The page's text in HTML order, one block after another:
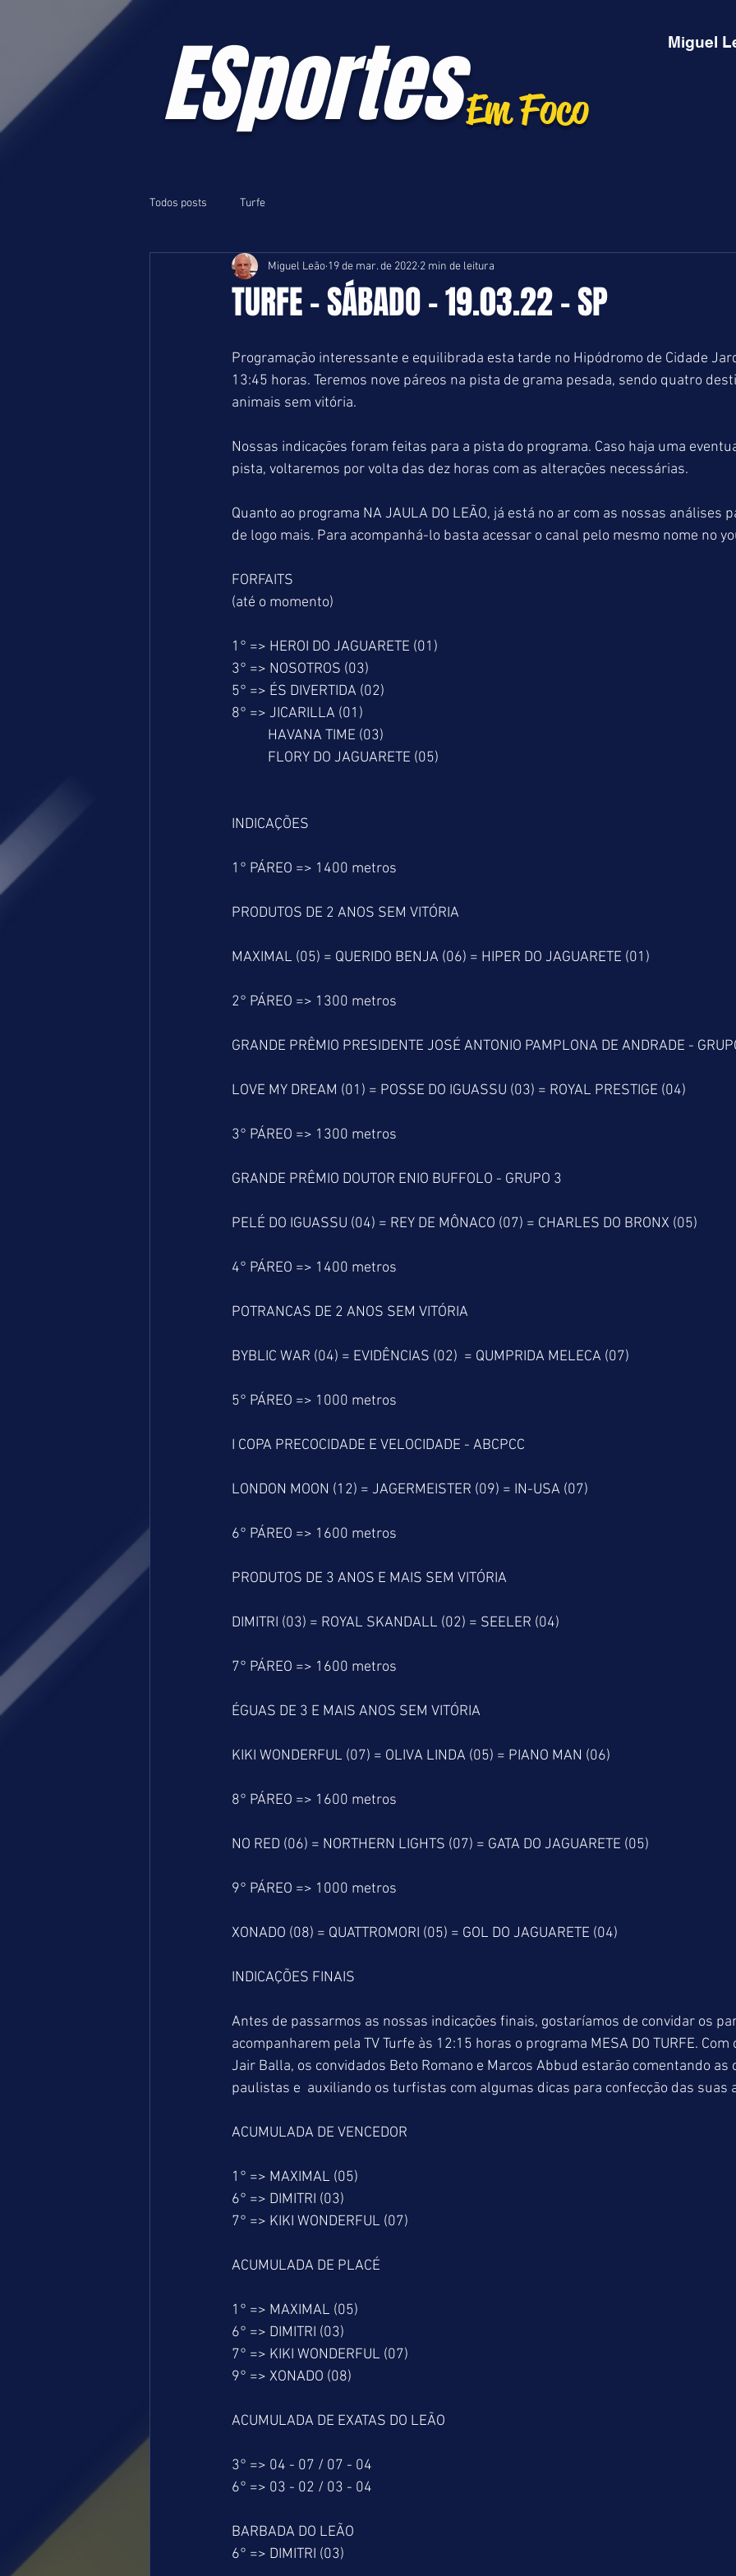
ESportesEm Foco
Miguel
Todos posts Turfe
TURFE - SÁBADO - 19.03.22 - SP
Miguel Leão 19 de mar. de 2022 2 min de leitura
Programação interessante e equilibrada esta tarde no Hipódromo de Cidade
13:45 horas. Teremos nove páreos na pista de grama pesada, sendo quatro
animais sem vitória.
Nossas indicações foram feitas para a pista do programa. Caso haja uma
pista, voltaremos por volta das dez horas com as alterações necessárias.
Quanto ao programa NA JAULA DO LEÃO, já está no ar com as nossas análises
de logo mais. Para acompanhá-lo basta acessar o canal pelo mesmo nome no
FORFAITS
(até o momento)
1° => HEROI DO JAGUARETE (01)
3° => NOSOTROS (03)
5° => ÉS DIVERTIDA (02)
8° => JICARILLA (01)
           HAVANA TIME (03)
           FLORY DO JAGUARETE (05)
INDICAÇÕES
1° PÁREO => 1400 metros
PRODUTOS DE 2 ANOS SEM VITÓRIA
MAXIMAL (05) = QUERIDO BENJA (06) = HIPER DO JAGUARETE (01)
2° PÁREO => 1300 metros
GRANDE PRÊMIO PRESIDENTE JOSÉ ANTONIO PAMPLONA DE ANDRADE -
LOVE MY DREAM (01) = POSSE DO IGUASSU (03) = ROYAL PRESTIGE (04)
3° PÁREO => 1300 metros
GRANDE PRÊMIO DOUTOR ENIO BUFFOLO - GRUPO 3
PELÉ DO IGUASSU (04) = REY DE MÔNACO (07) = CHARLES DO BRONX (05)
4° PÁREO => 1400 metros
POTRANCAS DE 2 ANOS SEM VITÓRIA
BYBLIC WAR (04) = EVIDÊNCIAS (02)  = QUMPRIDA MELECA (07)
5° PÁREO => 1000 metros
I COPA PRECOCIDADE E VELOCIDADE - ABCPCC
LONDON MOON (12) = JAGERMEISTER (09) = IN-USA (07)
6° PÁREO => 1600 metros
PRODUTOS DE 3 ANOS E MAIS SEM VITÓRIA
DIMITRI (03) = ROYAL SKANDALL (02) = SEELER (04)
7° PÁREO => 1600 metros
ÉGUAS DE 3 E MAIS ANOS SEM VITÓRIA
KIKI WONDERFUL (07) = OLIVA LINDA (05) = PIANO MAN (06)
8° PÁREO => 1600 metros
NO RED (06) = NORTHERN LIGHTS (07) = GATA DO JAGUARETE (05)
9° PÁREO => 1000 metros
XONADO (08) = QUATTROMORI (05) = GOL DO JAGUARETE (04)
INDICAÇÕES FINAIS
Antes de passarmos as nossas indicações finais, gostaríamos de convidar os
acompanharem pela TV Turfe às 12:15 horas o programa MESA DO TURFE.
Jair Balla, os convidados Beto Romano e Marcos Abbud estarão comentando
paulistas e  auxiliando os turfistas com algumas dicas para confecção das suas
ACUMULADA DE VENCEDOR
1° => MAXIMAL (05)
6° => DIMITRI (03)
7° => KIKI WONDERFUL (07)
ACUMULADA DE PLACÉ
1° => MAXIMAL (05)
6° => DIMITRI (03)
7° => KIKI WONDERFUL (07)
9° => XONADO (08)
ACUMULADA DE EXATAS DO LEÃO
3° => 04 - 07 / 07 - 04
6° => 03 - 02 / 03 - 04
BARBADA DO LEÃO
6° => DIMITRI (03)